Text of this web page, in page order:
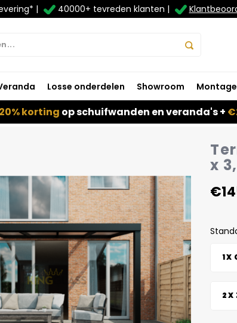
| 40000+ tevreden klanten |
Losse onderdelen Showroom Montage
korting op schuifwanden en veranda's +
x
1X
2X